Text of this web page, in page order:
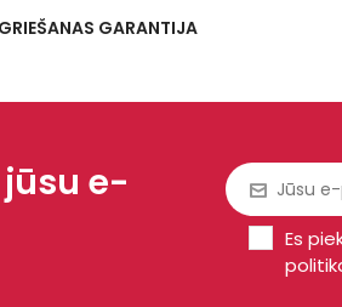
GARANTIJA
e-
Es